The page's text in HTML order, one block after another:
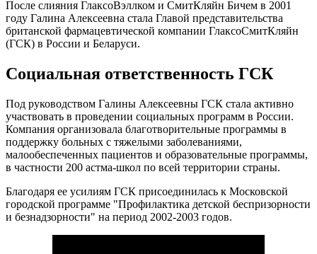
После слияния ГлаксоВэллком и СмитКляйн Бичем в 2001
году Галина Алексеевна стала Главой представительства
британской фармацевтической компании ГлаксоСмитКляйн
(ГСК) в России и Беларуси.
Социальная ответственность ГСК
Под руководством Галины Алексеевны ГСК стала активно
участвовать в проведении социальных программ в России.
Компания организовала благотворительные программы в
поддержку больных с тяжелыми заболеваниями,
малообеспеченных пациентов и образовательные программы,
в частности 200 астма-школ по всей территории страны.
Благодаря ее усилиям ГСК присоединилась к Московской
городской программе "Профилактика детской беспризорности
и безнадзорности" на период 2002-2003 годов.